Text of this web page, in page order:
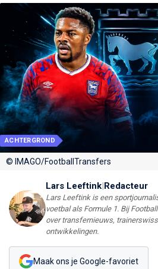
ACHTERGROND
© IMAGO/FootballTransfers
Lars Leeftink|Redacteur
Lars Leeftink is een
voetbal als Formule 1. Bij
over transfernieuws,
ontwikkelingen.
Maak ons je Google-favoriet